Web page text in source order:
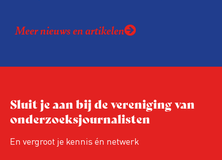
Meer nieuws en artikelen
Sluit je aan bij de vereniging van
onderzoeksjournalisten
En vergroot je kennis én netwerk